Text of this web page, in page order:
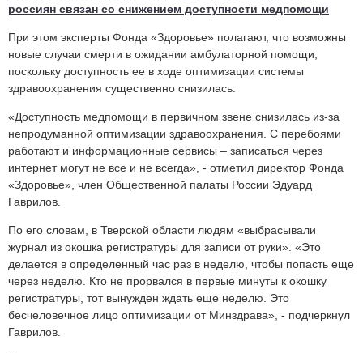
россиян связан со снижением доступности медпомощи
При этом эксперты Фонда «Здоровье» полагают, что возможны
новые случаи смерти в ожидании амбулаторной помощи,
поскольку доступность ее в ходе оптимизации системы
здравоохранения существенно снизилась.
«Доступность медпомощи в первичном звене снизилась из-за
непродуманной оптимизации здравоохранения. С перебоями
работают и информационные сервисы – записаться через
интернет могут не все и не всегда», - отметил директор Фонда
«Здоровье», член Общественной палаты России Эдуард
Гаврилов.
По его словам, в Тверской области людям «выбрасывали
журнал из окошка регистратуры для записи от руки». «Это
делается в определенный час раз в неделю, чтобы попасть еще
через неделю. Кто не прорвался в первые минуты к окошку
регистратуры, тот вынужден ждать еще неделю. Это
бесчеловечное лицо оптимизации от Минздрава», - подчеркнул
Гаврилов.